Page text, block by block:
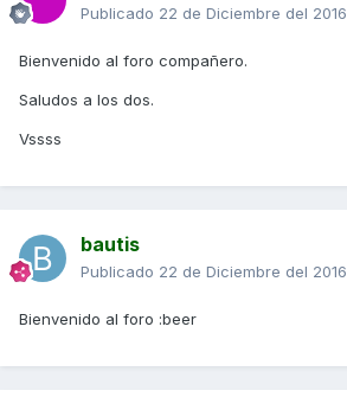
Publicado 22 de Diciembre del 2016
Bienvenido al foro compañero.
Saludos a los dos.
Vssss
bautis
Publicado 22 de Diciembre del 2016
Bienvenido al foro :beer